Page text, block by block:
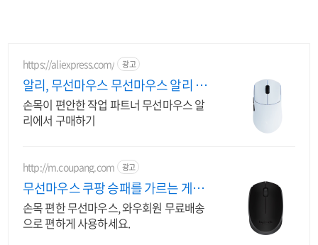
https://aliexpress.com/ 광고
알리, 무선마우스 무선마우스 알리 쇼
핑 찬스
손목이 편안한 작업 파트너 무선마우스 알
리에서 구매하기
http://m.coupang.com 광고
무선마우스 쿠팡 승패를 가르는 게이
밍 마우스
손목 편한 무선마우스, 와우회원 무료배송
으로 편하게 사용하세요.